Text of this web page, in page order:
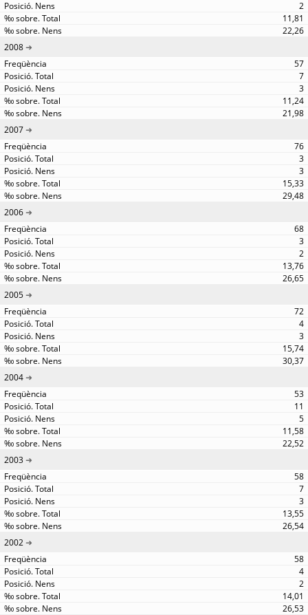
2
11,81
22,26
2008
57
7
3
11,24
21,98
2007
76
3
3
15,33
29,48
2006
68
3
2
13,76
26,65
2005
72
4
3
15,74
30,37
2004
53
11
5
11,58
22,52
2003
58
7
3
13,55
26,54
2002
58
4
2
14,01
26,53